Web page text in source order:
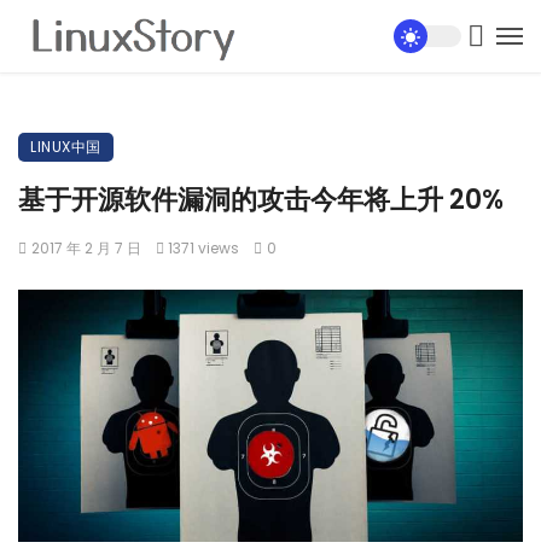
LINUX中国
基于开源软件漏洞的攻击今年将上升 20%
2017 年 2 月 7 日 1371 views 0